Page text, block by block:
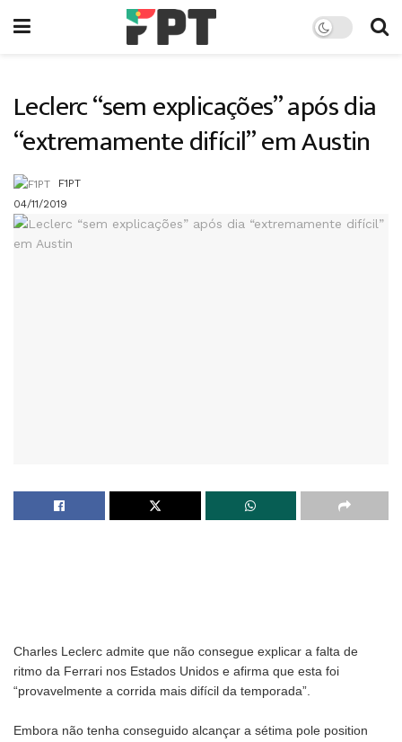
Leclerc “sem explicações” após dia
“extremamente difícil” em Austin
F1PT
04/11/2019
Charles Leclerc admite que não consegue explicar a falta de
ritmo da Ferrari nos Estados Unidos e afirma que esta foi
“provavelmente a corrida mais difícil da temporada”.
Embora não tenha conseguido alcançar a sétima pole position